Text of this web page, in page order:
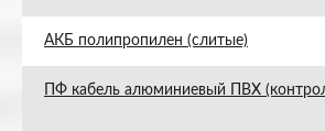
АКБ полипропилен (слитые)
ПФ кабель алюминиевый ПВХ